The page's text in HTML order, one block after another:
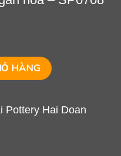
số lượng
HÀNG
Pottery Hai Doan